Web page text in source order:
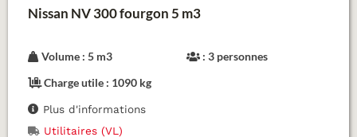
Nissan NV 300 fourgon 5 m3
Volume : 5 m3 : 3 personnes
Charge utile : 1090 kg
Plus d'informations
Utilitaires (VL)